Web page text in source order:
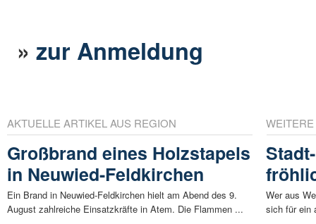
»zur Anmeldung
AKTUELLE ARTIKEL AUS REGION
Großbrand eines Holzstapels
in Neuwied-Feldkirchen
Ein Brand in Neuwied-Feldkirchen hielt am Abend des 9.
August zahlreiche Einsatzkräfte in Atem. Die Flammen ...
Wer aus
sich für ein